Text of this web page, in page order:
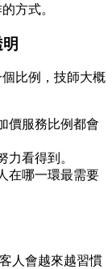
方式。
比例，技師大概
價服務比例都會
力看得到。
在哪一環最需要
人會越來越習慣